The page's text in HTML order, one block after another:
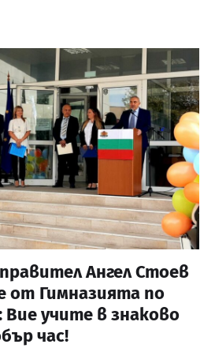
Ангел Стоев
от Гимназията по
учите в знаково
час!